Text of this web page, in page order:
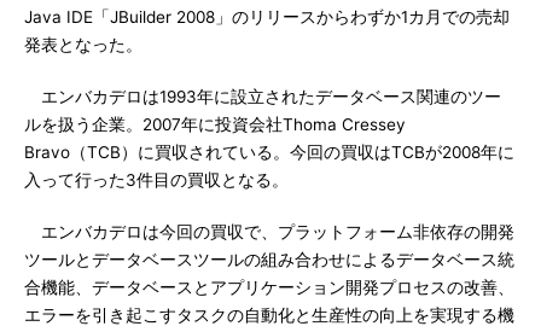
Java IDE「JBuilder 2008」のリリースからわずか1カ月での売却
発表となった。
エンバカデロは1993年に設立されたデータベース関連のツー
ルを扱う企業。2007年に投資会社Thoma Cressey
Bravo（TCB）に買収されている。今回の買収はTCBが2008年に
入って行った3件目の買収となる。
エンバカデロは今回の買収で、プラットフォーム非依存の開発
ツールとデータベースツールの組み合わせによるデータベース統
合機能、データベースとアプリケーション開発プロセスの改善、
エラーを引き起こすタスクの自動化と生産性の向上を実現する機